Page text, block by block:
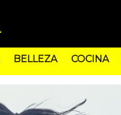
BELLEZA COCINA